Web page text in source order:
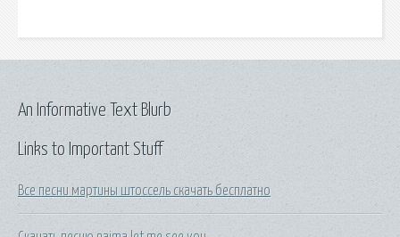
Links to Important Stuff
Все песни мартины штоссель скачать бесплатно
An Informative Text Blurb